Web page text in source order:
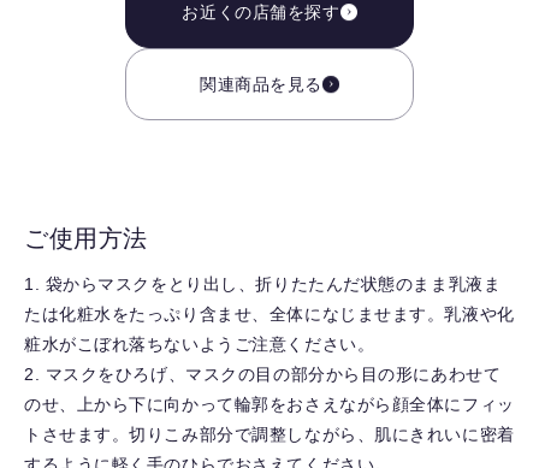
お近くの店舗を探す
関連商品を見る
ご使用方法
1. 袋からマスクをとり出し、折りたたんだ状態のまま乳液ま
たは化粧水をたっぷり含ませ、全体になじませます。乳液や化
粧水がこぼれ落ちないようご注意ください。
2. マスクをひろげ、マスクの目の部分から目の形にあわせて
のせ、上から下に向かって輪郭をおさえながら顔全体にフィッ
トさせます。切りこみ部分で調整しながら、肌にきれいに密着